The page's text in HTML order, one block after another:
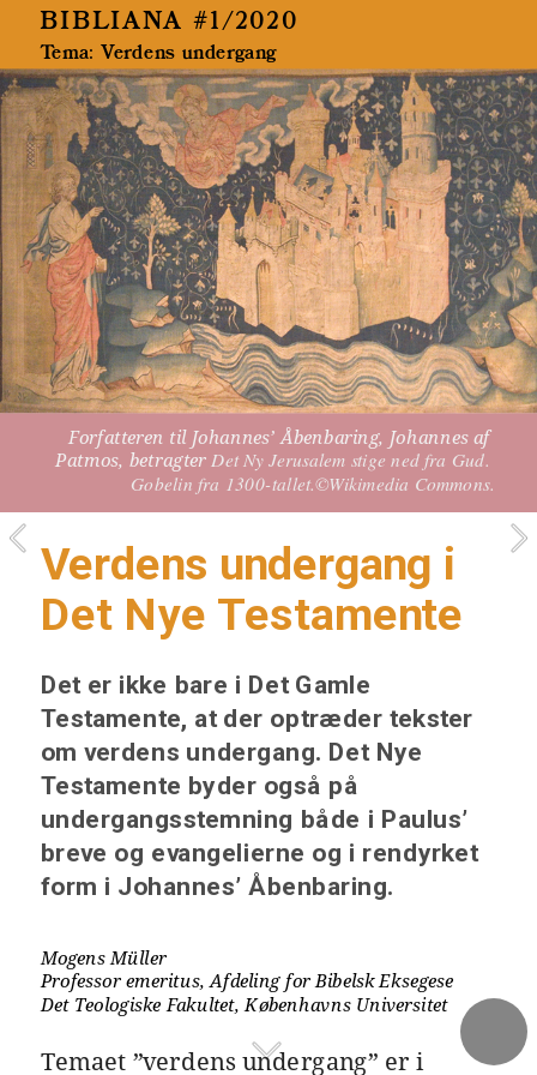
Forfatteren til Johannes’ Åbenbaring, Johannes af
Patmos, betragter Det Ny Jerusalem stige ned fra Gud.
Gobelin fra 1300-tallet.©Wikimedia Commons.
Verdens undergang i
Det Nye Testamente
Det er ikke bare i Det Gamle
Testamente, at der optræder tekster
om verdens undergang. Det Nye
Testamente byder også på
undergangsstemning både i Paulus’
breve og evangelierne og i rendyrket
form i Johannes’ Åbenbaring.
Mogens Müller
Professor emeritus, Afdeling for Bibelsk Eksegese
Det Teologiske Fakultet, Københavns Universitet
Temaet ”verdens undergang” er i
BIBLIANA #1/2020
Tema: Verdens undergang